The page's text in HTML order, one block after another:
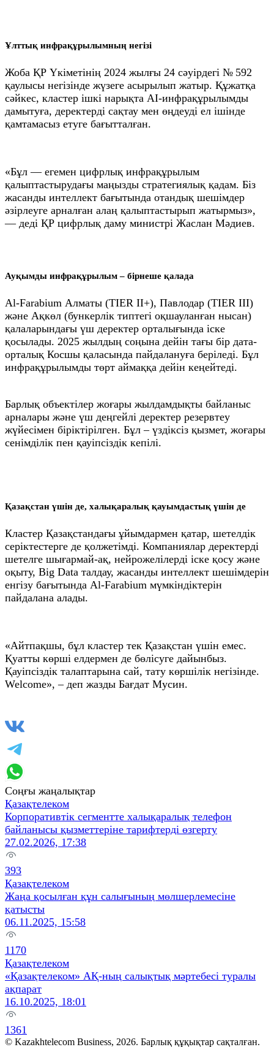
Ұлттық инфрақұрылымның негізі
Жоба ҚР Үкіметінің 2024 жылғы 24 сәуірдегі № 592
қаулысы негізінде жүзеге асырылып жатыр. Құжатқа
сәйкес, кластер ішкі нарықта AI-инфрақұрылымды
дамытуға, деректерді сақтау мен өңдеуді ел ішінде
қамтамасыз етуге бағытталған.
«Бұл — егемен цифрлық инфрақұрылым
қалыптастырудағы маңызды стратегиялық қадам. Біз
жасанды интеллект бағытында отандық шешімдер
әзірлеуге арналған алаң қалыптастырып жатырмыз»,
— деді ҚР цифрлық даму министрі Жаслан Мәдиев.
Ауқымды инфрақұрылым – бірнеше қалада
Al‑Farabium Алматы (TIER II+), Павлодар (TIER III)
және Ақкөл (бункерлік типтегі оқшауланған нысан)
қалаларындағы үш деректер орталығында іске
қосылады. 2025 жылдың соңына дейін тағы бір дата-
орталық Косшы қаласында пайдалануға беріледі. Бұл
инфрақұрылымды төрт аймаққа дейін кеңейтеді.
Барлық объектілер жоғары жылдамдықты байланыс
арналары және үш деңгейлі деректер резервтеу
жүйесімен біріктірілген. Бұл – үздіксіз қызмет, жоғары
сенімділік пен қауіпсіздік кепілі.
Қазақстан үшін де, халықаралық қауымдастық үшін де
Кластер Қазақстандағы ұйымдармен қатар, шетелдік
серіктестерге де қолжетімді. Компаниялар деректерді
шетелге шығармай-ақ, нейрожелілерді іске қосу және
оқыту, Big Data талдау, жасанды интеллект шешімдерін
енгізу бағытында Al‑Farabium мүмкіндіктерін
пайдалана алады.
«Айтпақшы, бұл кластер тек Қазақстан үшін емес.
Қуатты көрші елдермен де бөлісуге дайынбыз.
Қауіпсіздік талаптарына сай, тату көршілік негізінде.
Welcome», – деп жазды Бағдат Мусин.
Соңғы жаңалықтар
Қазақтелеком
Корпоративтік сегментте халықаралық телефон
байланысы қызметтеріне тарифтерді өзгерту
27.02.2026, 17:38
393
Қазақтелеком
Жаңа қосылған құн салығының мөлшерлемесіне
қатысты
06.11.2025, 15:58
1170
Қазақтелеком
«Қазақтелеком» АҚ-ның салықтық мәртебесі туралы
ақпарат
16.10.2025, 18:01
1361
© Kazakhtelecom Business, 2026. Барлық құқықтар сақталған.